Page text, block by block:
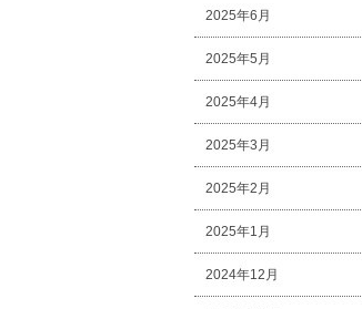
2025年6月
2025年5月
2025年4月
2025年3月
2025年2月
2025年1月
2024年12月